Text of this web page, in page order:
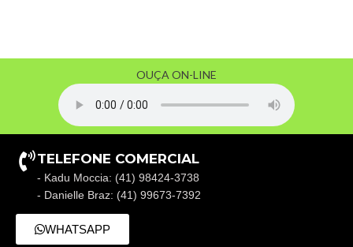
OUÇA ON-LINE
TELEFONE COMERCIAL
- Kadu Moccia: (41) 98424-3738
- Danielle Braz: (41) 99673-7392
WHATSAPP